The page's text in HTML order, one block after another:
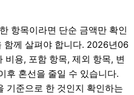
항목이라면 단순 금액만 확인
함께 살펴야 합니다. 2026년06
용, 포함 항목, 제외 항목, 변
후 혼선을 줄일 수 있습니다.
기준으로 한 것인지 확인하는